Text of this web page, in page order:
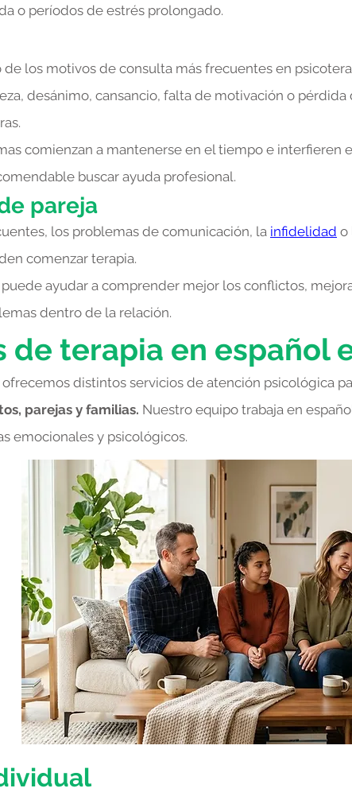
o períodos de estrés prolongado.
de los motivos de consulta más frecuentes en
desánimo, cansancio, falta de motivación o
comienzan a mantenerse en el tiempo e interfieren
buscar ayuda profesional.
pareja
los problemas de comunicación, la infidelidad o
comenzar terapia.
puede ayudar a comprender mejor los conflictos,
dentro de la relación.
de terapia en español
ofrecemos distintos servicios de atención psicológica
parejas y familias. Nuestro equipo trabaja en
emocionales y psicológicos.